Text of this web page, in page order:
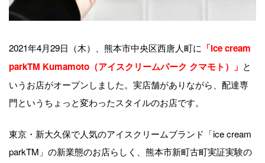
2021年4月29日（木）、熊本市中央区西唐人町に 「ice cream
parkTM Kumamoto（アイスクリームパーク クマモト）」 と
いうお店がオープンしました。実店舗がありながら、配達専
門というちょっと変わったスタイルのお店です。
東京・新大久保で人気のアイスクリームブランド「ice cream
parkTM」の新業態のお店らしく、熊本市新町古町実証実験の